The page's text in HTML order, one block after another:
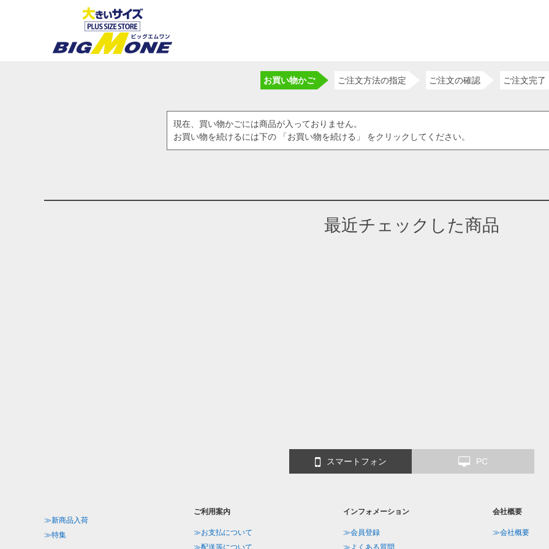
お買い物かご ご注文方法の指定 ご注文の確認 ご注文完了
現在、買い物かごには商品が入っておりません。
お買い物を続けるには下の 「お買い物を続ける」 をクリックしてください。
最近チェックした商品
スマートフォン PC
≫新商品入荷
≫特集
ご利用案内
≫お支払について
≫配送等について
インフォメーション
≫会員登録
≫よくある質問
会社概要
≫会社概要